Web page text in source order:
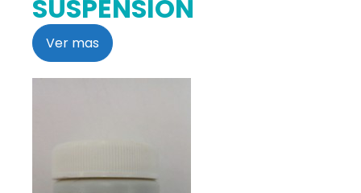
SUSPENSION
Ver mas